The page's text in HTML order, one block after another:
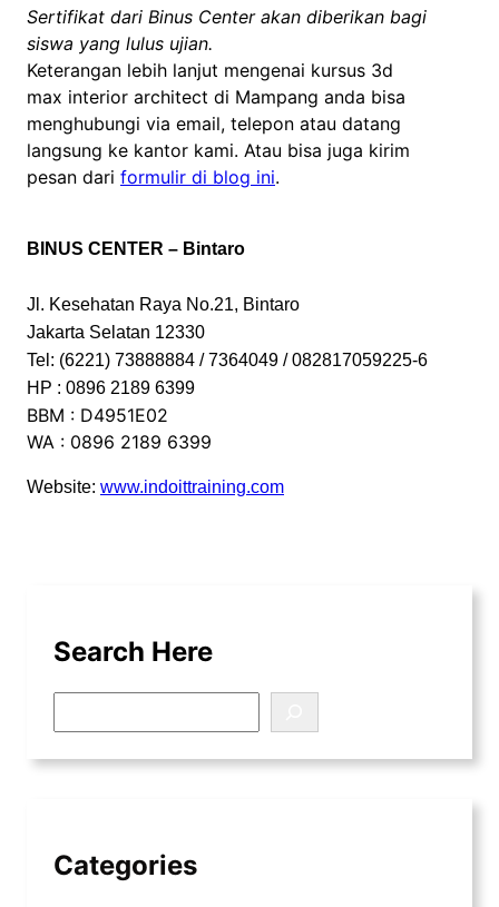
Sertifikat dari Binus Center akan diberikan bagi
siswa yang lulus ujian.
Keterangan lebih lanjut mengenai kursus 3d
max interior architect di Mampang anda bisa
menghubungi via email, telepon atau datang
langsung ke kantor kami. Atau bisa juga kirim
pesan dari formulir di blog ini.
BINUS CENTER – Bintaro
Jl. Kesehatan Raya No.21, Bintaro
Jakarta Selatan 12330
Tel: (6221) 73888884 / 7364049 / 082817059225-6
HP : 0896 2189 6399
BBM : D4951E02
WA : 0896 2189 6399
Website: www.indoittraining.com
Search Here
e
a
Categories